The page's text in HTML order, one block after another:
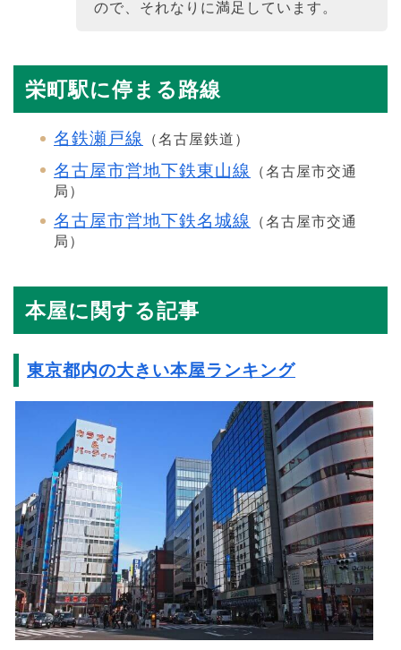
ので、それなりに満足しています。
栄町駅に停まる路線
名鉄瀬戸線 （名古屋鉄道）
名古屋市営地下鉄東山線
（名古屋市交通
局）
名古屋市営地下鉄名城線
（名古屋市交通
局）
本屋に関する記事
東京都内の大きい本屋ランキング